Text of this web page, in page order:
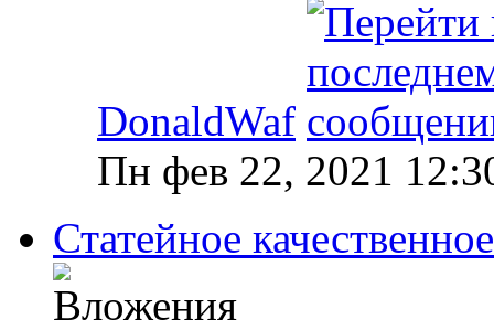
DonaldWaf
Пн фев 22, 2021
Статейное